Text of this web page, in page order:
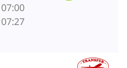
07:00
07:27